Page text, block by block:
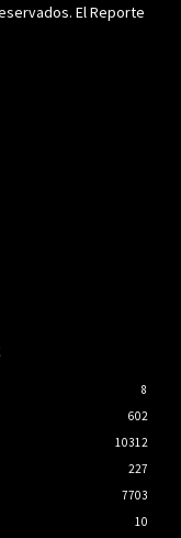
El Reporte
8
602
10312
227
7703
10